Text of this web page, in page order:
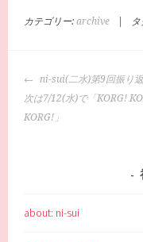
カテゴリー:archive
投
稿
ナ
ョ
ni-sui(二水)第9回振り
次は7/12(水)で「KORG!
KORG!」
about: ni-sui